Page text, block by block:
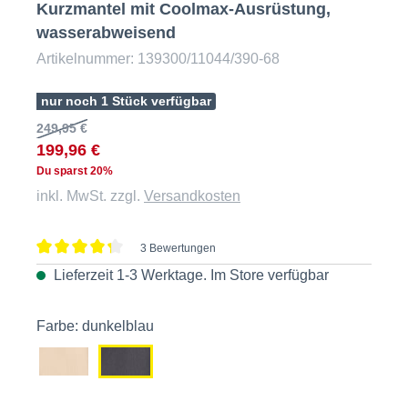
Kurzmantel mit Coolmax-Ausrüstung,
wasserabweisend
Artikelnummer: 139300/11044/390-68
nur noch 1 Stück verfügbar
249,95 €
199,96 €
Du sparst 20%
inkl. MwSt. zzgl. Versandkosten
Durchschnittliche Bewertung von 4.3 von 5 Sternen
3 Bewertungen
Lieferzeit 1-3 Werktage. Im Store verfügbar
Farbe: dunkelblau